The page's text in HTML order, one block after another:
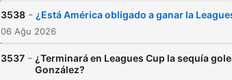
3538 - ¿Está América obligado a ganar la
06 Ağu 2026
3537 - ¿Terminará en Leagues Cup la sequía
González?